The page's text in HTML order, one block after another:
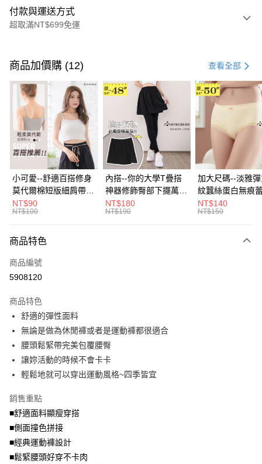
付款與運送方式
超取滿NT$699免運
信用卡一次付款
超商取貨付款
LINE Pay
Apple Pay
街口支付
悠遊付
Google Pay
全盈+PAY
大哥付你分期
【大哥付你分期使用說明】
1.本服務由台灣大哥大提供，台灣大哥大用戶可立即使用無須另外申請。
流程，驗證手機門號後，選擇欲分期的期數、繳款截止日，確認付款後即完
成交易。
3.實際核准額度、可分期數及費用金額請依後續交易確認頁面所載為準。
4.訂單成立30分鐘內，如未前往確認交易或遇審核未通過，訂單將自動取
法說明評估內容。
【繳款方式說明】
1.分期款項不併入電信帳單，「大哥付你分期」於每月結算日後寄送繳費提
醒簡訊。
帳／街口支付／iPASS MONEY」等通路繳費。
【注意事項】
1.本服務係由「台灣大哥大股份有限公司」（以下簡稱本公司）所提供，讓
用戶於交易時，得透過本服務購買商品或服務，並由商店將買賣／分期付款
買賣價金債權讓與本公司後，依約使用本公司帳單繳交帳款。
AFTEE先享後付
【關於「AFTEE先享後付」】
AFTEE先享後付是「在收到商品之後才付款」的支付方式。 讓您購物簡單
便利好安心！
１．簡單：不需註冊會員、不需綁卡、不需儲值。
２．便利：只要手機號碼，簡訊認證，即可結帳。
３．安心：先確認商品／服務後，再付款。
【「AFTEE先享後付」結帳流程】
結帳頁面，進行簡訊認證並確認金額後，即可完成結帳。
３．收到繳費通知簡訊後14天內，點擊此簡訊中的連結，可透過四大超商／
ATM／網路銀行／等多元方式進行付款，方視為交易完成。
※ 請注意：結帳手續完成當下不需立刻繳費，但若您需要取消訂單，請聯絡
購買商品的店家。未經商家同意取消之訂單仍視為有效，需透過AFTEE先享
後付繳納相關費用。
ATM付款
全家取貨付款
每筆NT$70，滿NT$699(含以上)免運費
付款後全家取貨
每筆NT$70，滿NT$699(含以上)免運費
7-11取貨付款
每筆NT$70，滿NT$799(含以上)免運費
商品加價購 (12) 查看全部
小可愛--舒適百搭修身
莫代爾棉短版細肩帶素
色背心(白.黑.灰L-2L)-
U582眼圈熊中大尺碼
NT$90
NT$100
內搭--你的大學T疊搭
神器修飾臀部下擺萬用
內搭裙/遮臀裙(黑2L-
6L)-Q155眼圈熊中大
NT$180
NT$190
加大尺碼--淡雅
紋蠶絲蛋白無痕
角內褲(白.粉.藍.
3L)-L28眼圈熊中
NT$140
NT$150
商品特色
商品編號
5908120
商品特色
舒適的彈性面料
無論是做為休閒褲或者是運動褲都很適合
腰頭鬆緊帶完美包覆腰臀
讓妳活動的時候不會卡卡
輕鬆地就可以穿出運動風格~四季皆宜
銷售重點
■舒適面料顯瘦穿搭
■側面撞色拼接
■經典運動褲設計
■鬆緊腰頭好穿不卡肉